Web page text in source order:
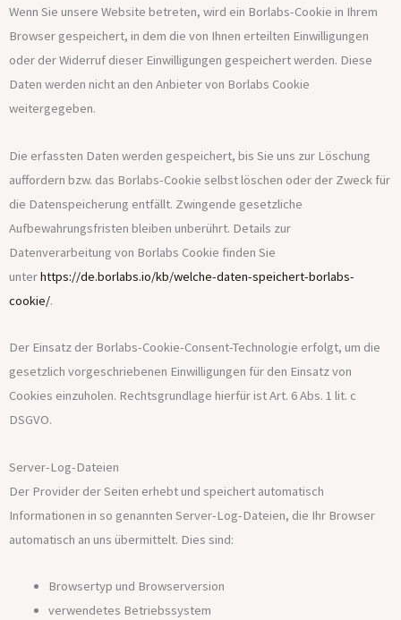
Wenn Sie unsere Website betreten, wird ein Borlabs-Cookie in Ihrem
Browser gespeichert, in dem die von Ihnen erteilten Einwilligungen
oder der Widerruf dieser Einwilligungen gespeichert werden. Diese
Daten werden nicht an den Anbieter von Borlabs Cookie
weitergegeben.
Die erfassten Daten werden gespeichert, bis Sie uns zur Löschung
auffordern bzw. das Borlabs-Cookie selbst löschen oder der Zweck für
die Datenspeicherung entfällt. Zwingende gesetzliche
Aufbewahrungsfristen bleiben unberührt. Details zur
Datenverarbeitung von Borlabs Cookie finden Sie
unterhttps://de.borlabs.io/kb/welche-daten-speichert-borlabs-
cookie/.
Der Einsatz der Borlabs-Cookie-Consent-Technologie erfolgt, um die
gesetzlich vorgeschriebenen Einwilligungen für den Einsatz von
Cookies einzuholen. Rechtsgrundlage hierfür ist Art. 6 Abs. 1 lit. c
DSGVO.
Server-Log-Dateien
Der Provider der Seiten erhebt und speichert automatisch
Informationen in so genannten Server-Log-Dateien, die Ihr Browser
automatisch an uns übermittelt. Dies sind:
Browsertyp und Browserversion
verwendetes Betriebssystem